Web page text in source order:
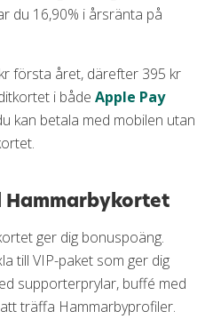
du 16,90% i årsränta på
första året, därefter 395 kr
i både Apple Pay
kan betala med mobilen utan
Hammarbykortet
ger dig bonuspoäng.
till VIP-paket som ger dig
supporterprylar, buffé med
träffa Hammarbyprofiler.